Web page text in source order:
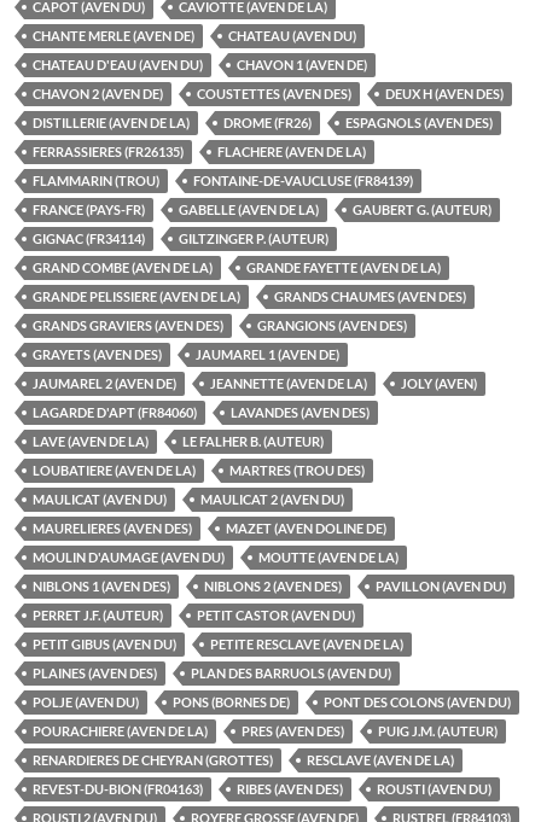
CAPOT (AVEN DU)
CAVIOTTE (AVEN DE LA)
CHANTE MERLE (AVEN DE)
CHATEAU (AVEN DU)
CHATEAU D'EAU (AVEN DU)
CHAVON 1 (AVEN DE)
CHAVON 2 (AVEN DE)
COUSTETTES (AVEN DES)
DEUX H (AVEN DES)
DISTILLERIE (AVEN DE LA)
DROME (FR26)
ESPAGNOLS (AVEN DES)
FERRASSIERES (FR26135)
FLACHERE (AVEN DE LA)
FLAMMARIN (TROU)
FONTAINE-DE-VAUCLUSE (FR84139)
FRANCE (PAYS-FR)
GABELLE (AVEN DE LA)
GAUBERT G. (AUTEUR)
GIGNAC (FR34114)
GILTZINGER P. (AUTEUR)
GRAND COMBE (AVEN DE LA)
GRANDE FAYETTE (AVEN DE LA)
GRANDE PELISSIERE (AVEN DE LA)
GRANDS CHAUMES (AVEN DES)
GRANDS GRAVIERS (AVEN DES)
GRANGIONS (AVEN DES)
GRAYETS (AVEN DES)
JAUMAREL 1 (AVEN DE)
JAUMAREL 2 (AVEN DE)
JEANNETTE (AVEN DE LA)
JOLY (AVEN)
LAGARDE D'APT (FR84060)
LAVANDES (AVEN DES)
LAVE (AVEN DE LA)
LE FALHER B. (AUTEUR)
LOUBATIERE (AVEN DE LA)
MARTRES (TROU DES)
MAULICAT (AVEN DU)
MAULICAT 2 (AVEN DU)
MAURELIERES (AVEN DES)
MAZET (AVEN DOLINE DE)
MOULIN D'AUMAGE (AVEN DU)
MOUTTE (AVEN DE LA)
NIBLONS 1 (AVEN DES)
NIBLONS 2 (AVEN DES)
PAVILLON (AVEN DU)
PERRET J.F. (AUTEUR)
PETIT CASTOR (AVEN DU)
PETIT GIBUS (AVEN DU)
PETITE RESCLAVE (AVEN DE LA)
PLAINES (AVEN DES)
PLAN DES BARRUOLS (AVEN DU)
POLJE (AVEN DU)
PONS (BORNES DE)
PONT DES COLONS (AVEN DU)
POURACHIERE (AVEN DE LA)
PRES (AVEN DES)
PUIG J.M. (AUTEUR)
RENARDIERES DE CHEYRAN (GROTTES)
RESCLAVE (AVEN DE LA)
REVEST-DU-BION (FR04163)
RIBES (AVEN DES)
ROUSTI (AVEN DU)
ROUSTI 2 (AVEN DU)
ROYERE GROSSE (AVEN DE) RUSTREL (FR84103)